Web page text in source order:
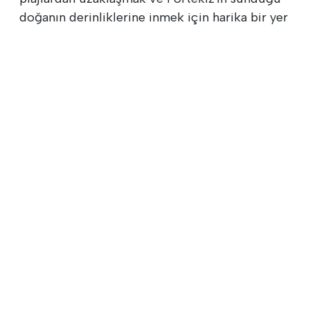
doğanın derinliklerine inmek için harika bir yer